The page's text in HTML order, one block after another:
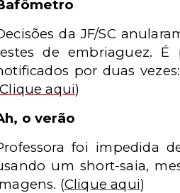
da JF/SC
de embriaguez.
por duas
Clique aqui)
o verão
foi impedida
um short-saia,
(Clique aqui)